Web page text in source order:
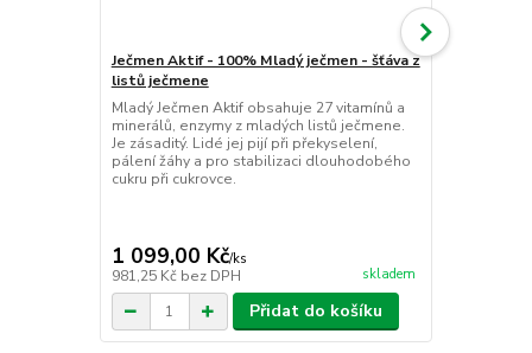
Ječmen Aktif - 100% Mladý ječmen - šťáva z
listů ječmene
Mladý Ječmen Aktif obsahuje 27 vitamínů a
minerálů, enzymy z mladých listů ječmene.
Je zásaditý. Lidé jej pijí při překyselení,
pálení žáhy a pro stabilizaci dlouhodobého
cukru při cukrovce.
1 099,00 Kč/ks
981,25 Kč bez DPH skladem
Přidat do košíku